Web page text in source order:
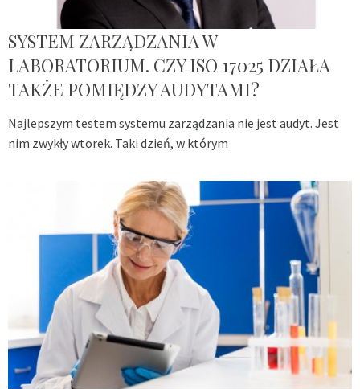
SYSTEM ZARZĄDZANIA W
LABORATORIUM. CZY ISO 17025 DZIAŁA
TAKŻE POMIĘDZY AUDYTAMI?
Najlepszym testem systemu zarządzania nie jest audyt. Jest
nim zwykły wtorek. Taki dzień, w którym